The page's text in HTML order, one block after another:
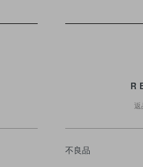
返
不良品